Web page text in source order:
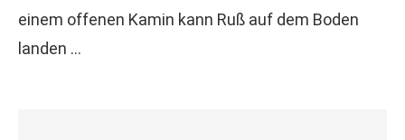
einem offenen Kamin kann Ruß auf dem Boden
landen …